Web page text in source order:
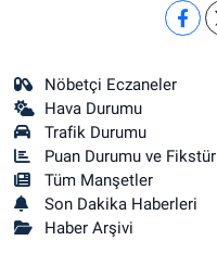
Nöbetçi Eczaneler
Hava Durumu
Trafik Durumu
Puan Durumu ve Fikstür
Tüm Manşetler
Son Dakika Haberleri
Haber Arşivi